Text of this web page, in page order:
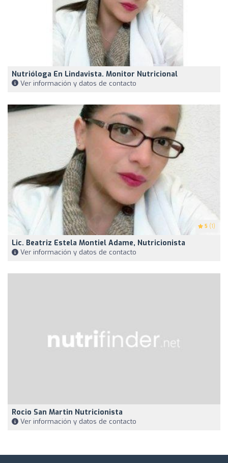
Nutrióloga En Lindavista. Monitor Nutricional
Ver información y datos de contacto
5 (1)
Lic. Beatriz Estela Montiel Adame, Nutricionista
Ver información y datos de contacto
Rocio San Martin Nutricionista
Ver información y datos de contacto